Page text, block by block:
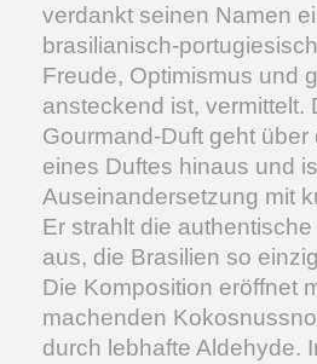
verdankt seinen Namen
brasilianisch-
Freude, Optimismus und
ansteckend ist, vermittelt.
Gourmand-Duft geht über
eines Duftes hinaus und
Auseinandersetzung mit
Er strahlt die
aus, die Brasilien so
Die Komposition eröffnet
machenden
durch lebhafte Aldehyde.